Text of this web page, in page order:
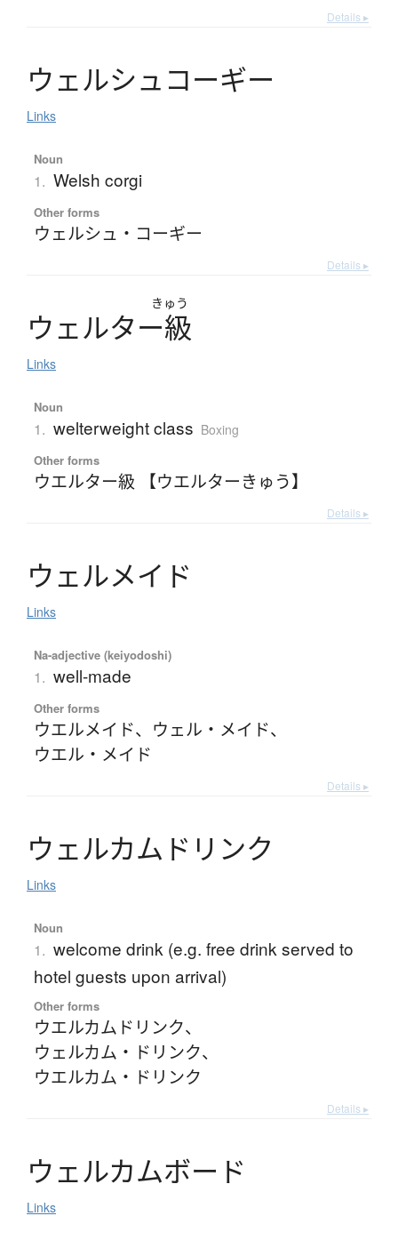
Details ▸
ウェルシュ コーギー
Links
Noun
1. Welsh corgi
Other forms
ウェルシュ・コーギー
Details ▸
きゅう
ウェルター級
Links
Noun
1. welterweight class Boxing
Other forms
ウエルター級 【ウエルターきゅう】
Details ▸
ウェルメイ ド
Links
Na-adjective (keiyodoshi)
1. well-made
Other forms
ウエルメイド、 ウェル・メイド、
ウエル・メイド
Details ▸
ウェルカム ド リ ンク
Links
Noun
1. welcome drink (e.g. free drink served to
hotel guests upon arrival)
Other forms
ウエルカムドリンク、
ウェルカム・ドリンク、
ウエルカム・ドリンク
Details ▸
ウェルカムボー ド
Links